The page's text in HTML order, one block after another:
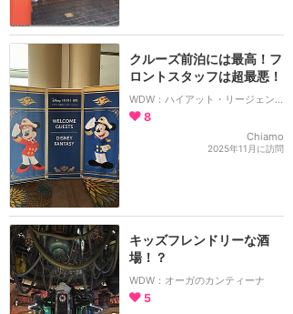
クルーズ前泊には最高！フ
ロントスタッフは超最悪！
WDW：ハイアット・リージェンシー・オーランド・インターナショナル・エアポート
8
Chiamo
2025年11月に訪問
キッズフレンドリーな酒
場！？
WDW：オーガのカンティーナ
5